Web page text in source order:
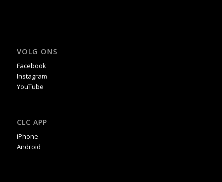
VOLG ONS
Facebook
Instagram
YouTube
CLC APP
iPhone
Androïd